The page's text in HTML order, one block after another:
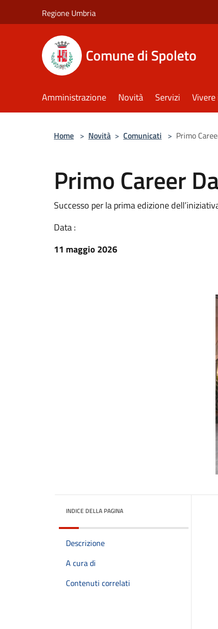
Regione Umbria
Comune di Spoleto
Amministrazione Novità Servizi
Home > Novità > Comunicati > Primo
Primo Career
Successo per la prima edizione
Data :
11 maggio 2026
INDICE DELLA PAGINA
Descrizione
A cura di
Contenuti correlati